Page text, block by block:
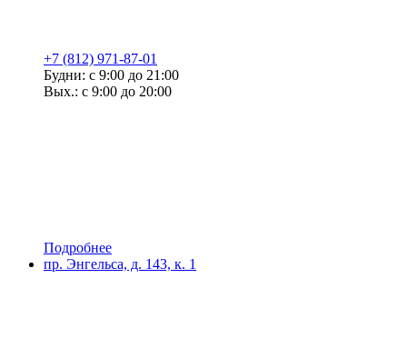
+7 (812) 971-87-01
Будни: с 9:00 до 21:00
Вых.: с 9:00 до 20:00
Подробнее
пр. Энгельса, д. 143, к. 1